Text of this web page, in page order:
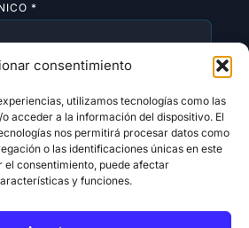
consentimiento
utilizamos tecnologías como las
acceder a la información del dispositivo. El
nos permitirá procesar datos como
o las identificaciones únicas en este
el consentimiento, puede afectar
y funciones.
*